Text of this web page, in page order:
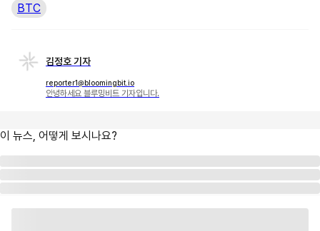
BTC
김정호 기자
reporter1@bloomingbit.io
안녕하세요 블루밍비트 기자입니다.
이 뉴스, 어떻게 보시나요?